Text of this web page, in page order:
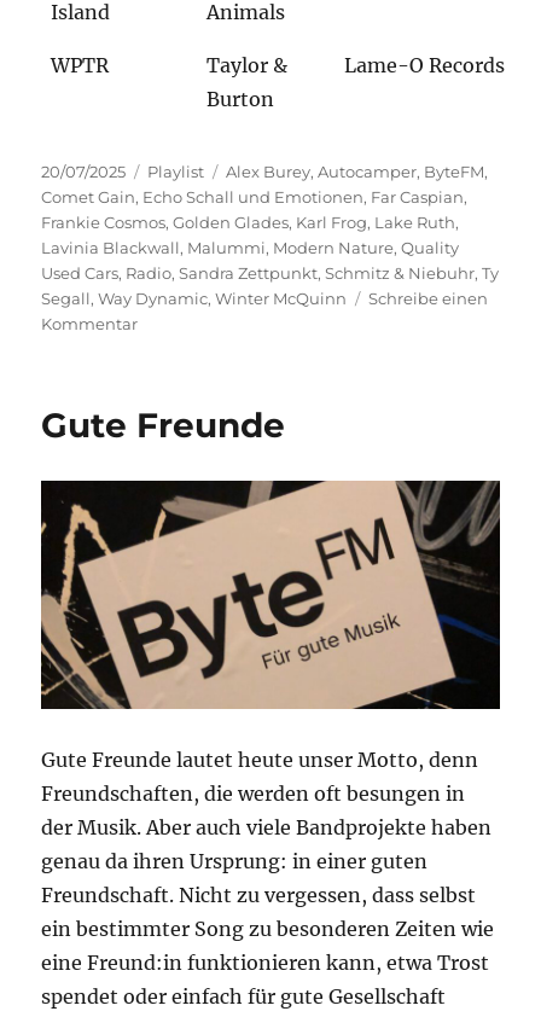
Island Animals
WPTR
Taylor &
Burton
Lame-O Records
Veröffentlicht
am
20/07/2025 Kategorien
Playlist Schlagwörter
Alex Burey,Autocamper, ByteFM,
Comet Gain, Echo Schall und Emotionen, Far Caspian,
Frankie Cosmos,Golden Glades, Karl Frog, Lake Ruth,
Lavinia Blackwall, Malummi, Modern Nature,Quality
Used Cars, Radio,Sandra Zettpunkt,Schmitz & Niebuhr,Ty
Segall,Way Dynamic,Winter McQuinn
Schreibe einen
Kommentarzu
Emotionen
Gute Freunde
Gute Freunde lautet heute unser Motto, denn
Freundschaften, die werden oft besungen in
der Musik. Aber auch viele Bandprojekte haben
genau da ihren Ursprung: in einer guten
Freundschaft. Nicht zu vergessen, dass selbst
ein bestimmter Song zu besonderen Zeiten wie
eine Freund:in funktionieren kann, etwa Trost
spendet oder einfach für gute Gesellschaft